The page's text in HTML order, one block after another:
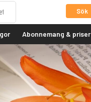
Sök
Abonnemang & priser